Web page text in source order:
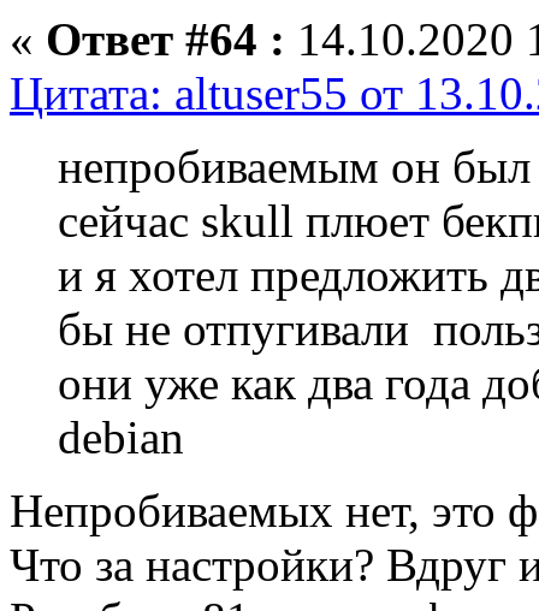
« Ответ #64 : 14.10.2020
Цитата: altuser55 от
непробиваемым он был
сейчас skull плюет
и я хотел предложить
бы не отпугивали
они уже как два года
debian
Непробиваемых нет, это
Что за настройки? Вдруг